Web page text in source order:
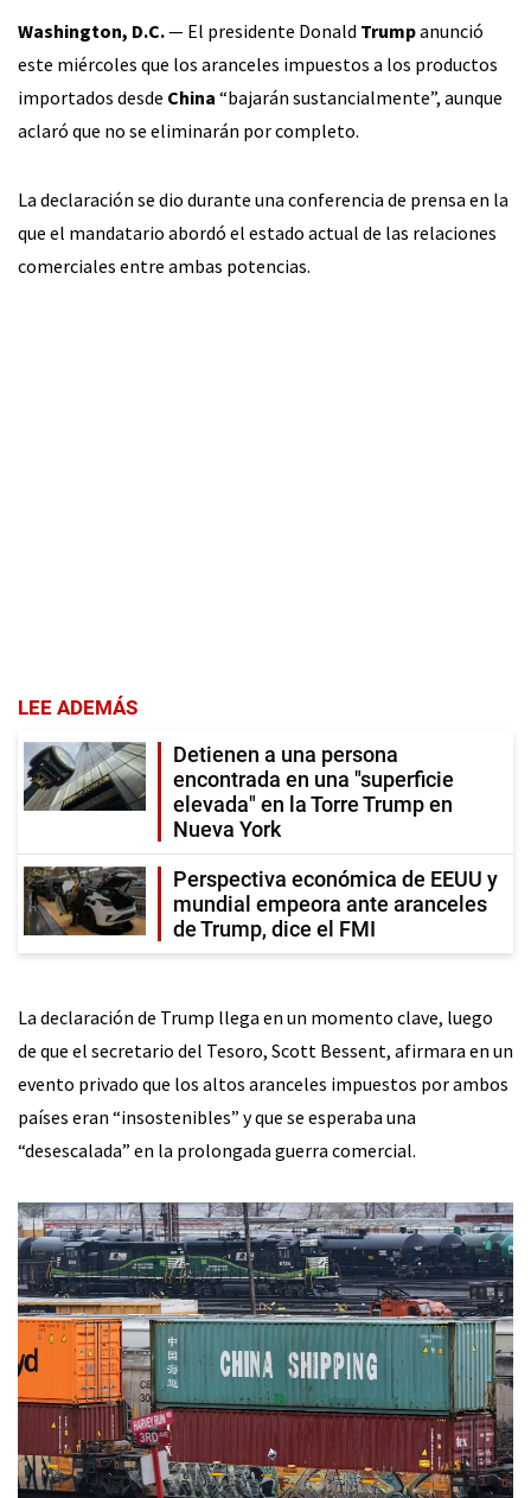
Washington, D.C.— El presidente Donald Trumpanunció
este miércoles que los aranceles impuestos a los productos
importados desde China “bajarán sustancialmente”, aunque
aclaró que no se eliminarán por completo.
La declaración se dio durante una conferencia de prensa en la
que el mandatario abordó el estado actual de las relaciones
comerciales entre ambas potencias.
LEE ADEMÁS
Detienen a una persona
encontrada en una "superficie
elevada" en la Torre Trump en
Nueva York
Perspectiva económica de EEUU y
mundial empeora ante aranceles
de Trump, dice el FMI
La declaración de Trump llega en un momento clave, luego
de que el secretario del Tesoro, Scott Bessent, afirmara en un
evento privado que los altos aranceles impuestos por ambos
países eran “insostenibles” y que se esperaba una
“desescalada” en la prolongada guerra comercial.